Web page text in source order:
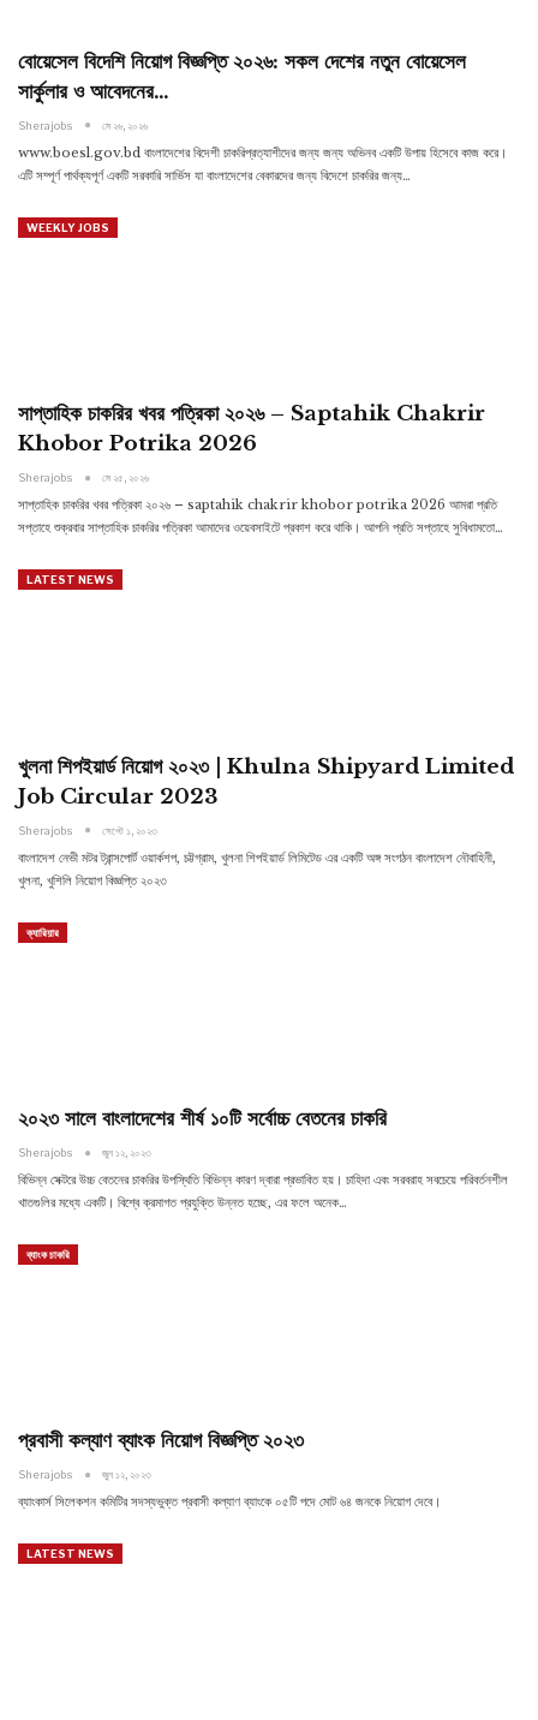
বোয়েসেল বিদেশি নিয়োগ বিজ্ঞপ্তি ২০২৬: সকল দেশের নতুন বোয়েসেল
সার্কুলার ও আবেদনের…
Sherajobs মে ২৬, ২০২৬
www.boesl.gov.bd বাংলাদেশের বিদেশী চাকরিপ্রত্যাশীদের জন্য জন্য অভিনব একটি উপায় হিসেবে কাজ করে।
এটি সম্পূর্ণ পার্থক্যপূর্ণ একটি সরকারি সার্ভিস যা বাংলাদেশের বেকারদের জন্য বিদেশে চাকরির জন্য…
WEEKLY JOBS
সাপ্তাহিক চাকরির খবর পত্রিকা ২০২৬ – Saptahik Chakrir
Khobor Potrika 2026
Sherajobs মে ২৫, ২০২৬
সাপ্তাহিক চাকরির খবর পত্রিকা ২০২৬ – saptahik chakrir khobor potrika 2026 আমরা প্রতি
সপ্তাহে শুক্রবার সাপ্তাহিক চাকরির পত্রিকা আমাদের ওয়েবসাইটে প্রকাশ করে থাকি। আপনি প্রতি সপ্তাহে সুবিধামতো…
LATEST NEWS
খুলনা শিপইয়ার্ড নিয়োগ ২০২৩ | Khulna Shipyard Limited
Job Circular 2023
Sherajobs সেপ্টে ১, ২০২৩
বাংলাদেশ নেভী মটর ট্রান্সপাের্ট ওয়ার্কশপ, চট্টগ্রাম, খুলনা শিপইয়ার্ড লিমিটেড এর একটি অঙ্গ সংগঠন বাংলাদেশ নৌবাহিনী,
খুলনা, খুশিলি নিয়ােগ বিজ্ঞপ্তি ২০২৩
ক্যারিয়ার
২০২৩ সালে বাংলাদেশের শীর্ষ ১০টি সর্বোচ্চ বেতনের চাকরি
Sherajobs জুন ১২, ২০২৩
বিভিন্ন সেক্টরে উচ্চ বেতনের চাকরির উপস্থিতি বিভিন্ন কারণ দ্বারা প্রভাবিত হয়। চাহিদা এবং সরবরাহ সবচেয়ে পরিবর্তনশীল
খাতগুলির মধ্যে একটি। বিশ্বে ক্রমাগত প্রযুক্তি উন্নত হচ্ছে, এর ফলে অনেক…
ব্যাংক চাকরি
প্রবাসী কল্যাণ ব্যাংক নিয়োগ বিজ্ঞপ্তি ২০২৩
Sherajobs জুন ১২, ২০২৩
ব্যাংকার্স সিলেকশন কমিটির সদস্যভুক্ত প্রবাসী কল্যাণ ব্যাংকে ০৫টি পদে মোট ৬৪ জনকে নিয়োগ দেবে।
LATEST NEWS